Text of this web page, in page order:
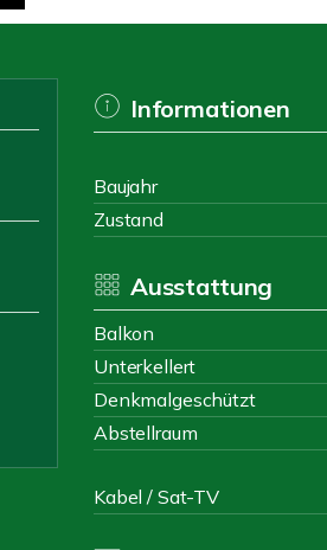
Informationen
Baujahr
Zustand
Ausstattung
Balkon
Unterkellert
Denkmalgeschützt
Abstellraum
Kabel / Sat-TV